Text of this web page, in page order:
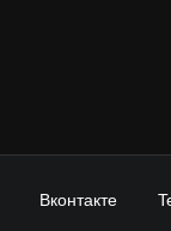
Вконтакте